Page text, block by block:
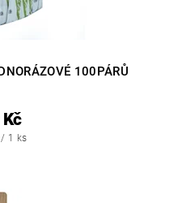
100PÁRŮ
1 ks